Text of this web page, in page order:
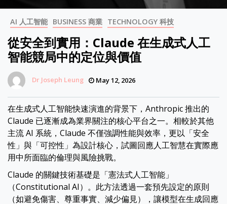
AI 人工智能 BUSINESS 商業 TECHNOLOGY 科技
從安全到實用：Claude 在生成式人工
智能競局中的定位與價值
Dr Joseph Leung May 12, 2026
在生成式人工智能快速演進的背景下，Anthropic 推出的
Claude 已逐漸成為業界關注的核心平台之一。相較於其他
主流 AI 系統，Claude 不僅強調性能與效率，更以「安全
性」與「可控性」為設計核心，試圖回應人工智慧在實際應
用中所面臨的倫理與風險挑戰。
Claude 的關鍵技術基礎是「憲法式人工智能」
（Constitutional AI）。此方法透過一套預先設定的原則
（如避免傷害、尊重事實、減少偏見），讓模型在生成回應